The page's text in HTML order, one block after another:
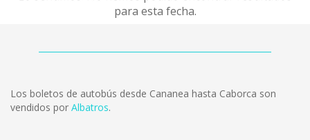
para esta fecha.
Los boletos de autobús desde Cananea hasta Caborca son
vendidos por Albatros.